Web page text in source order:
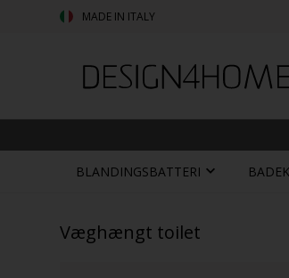
MADE IN ITALY
BLANDINGSBATTERI
Væghængt toilet